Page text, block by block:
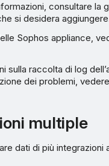
consultare la
si desidera
Sophos appliance,
sulla raccolta di log
dei problemi, vedere
multiple
dati di più integrazioni